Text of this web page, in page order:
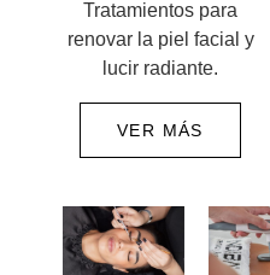
Tratamientos para
renovar la piel facial y
lucir radiante.
VER MÁS